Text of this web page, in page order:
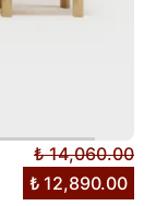
₺ 14,060.00
₺ 12,890.00